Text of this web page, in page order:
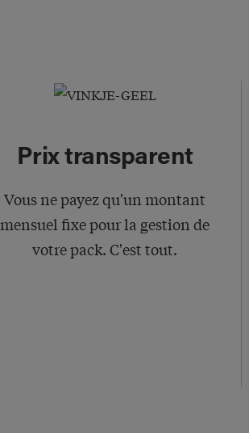
Prix transparent
Vous ne payez qu'un montant
mensuel fixe pour la gestion de
votre pack. C'est tout.